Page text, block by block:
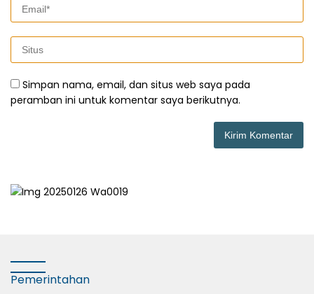
Simpan nama, email, dan situs web saya pada
peramban ini untuk komentar saya berikutnya.
Pemerintahan